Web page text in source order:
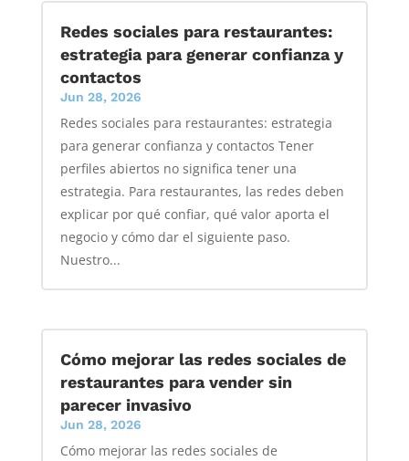
Redes sociales para restaurantes:
estrategia para generar confianza y
contactos
Jun 28, 2026
Redes sociales para restaurantes: estrategia
para generar confianza y contactos Tener
perfiles abiertos no significa tener una
estrategia. Para restaurantes, las redes deben
explicar por qué confiar, qué valor aporta el
negocio y cómo dar el siguiente paso.
Nuestro...
Cómo mejorar las redes sociales de
restaurantes para vender sin
parecer invasivo
Jun 28, 2026
Cómo mejorar las redes sociales de